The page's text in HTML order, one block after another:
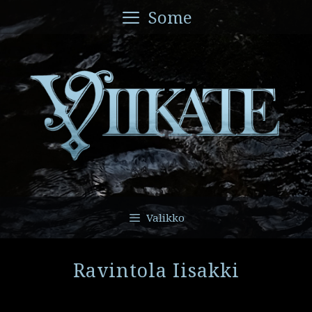
sisältöön
Some
Valikko
Ravintola Iisakki